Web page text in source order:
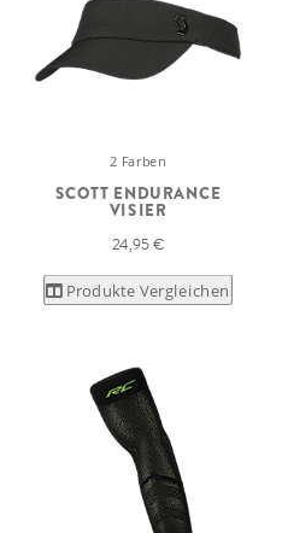
2 Farben
SCOTT ENDURANCE
VISIER
24,95 €
Produkte Vergleichen